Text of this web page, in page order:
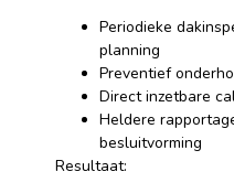
Periodieke
planning
Preventief
Direct inzetbare
Heldere
besluitvorming
Resultaat: